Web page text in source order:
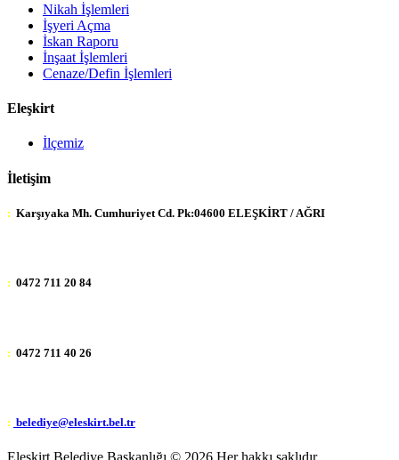
Nikah İşlemleri
İşyeri Açma
İskan Raporu
İnşaat İşlemleri
Cenaze/Defin İşlemleri
Eleşkirt
İlçemiz
İletişim
: Karşıyaka Mh. Cumhuriyet Cd. Pk:04600 ELEŞKİRT / AĞRI
: 0472 711 20 84
: 0472 711 40 26
: belediye@eleskirt.bel.tr
Eleşkirt Belediye Başkanlığı © 2026 Her hakkı saklıdır.